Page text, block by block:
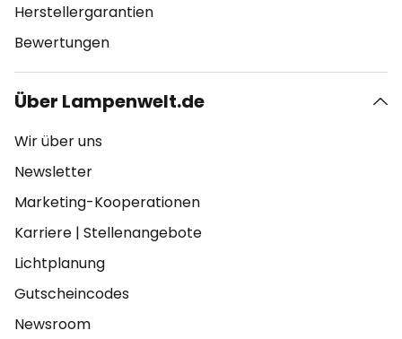
Herstellergarantien
Bewertungen
Über Lampenwelt.de
Wir über uns
Newsletter
Marketing-Kooperationen
Karriere | Stellenangebote
Lichtplanung
Gutscheincodes
Newsroom